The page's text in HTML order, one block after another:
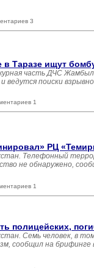
3
в Таразе ищут
часть ДЧС
ведутся поиски
1
РЦ
Телефонный
не обнаружено,
1
полицейских,
Семь человек, в
сообщил на